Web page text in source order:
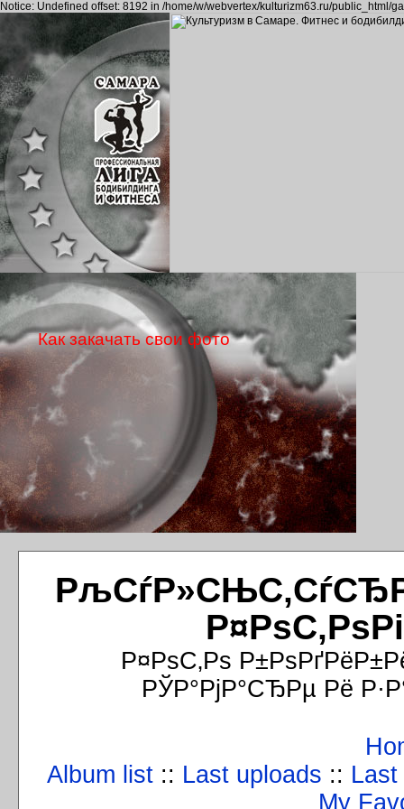
Notice: Undefined offset: 8192 in /home/w/webvertex/kulturizm63.ru/public_html/
Р¤РѕС‚Рѕ
РЎР°РјР°СЂРµ Рё
Album list :: Last uploads ::
My
Как закачать свои фото